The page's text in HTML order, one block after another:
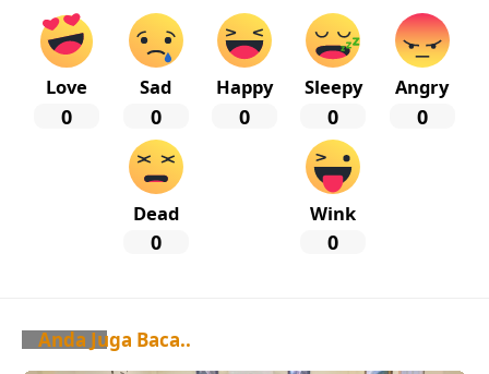
Love
0
Sad
0
Happy
0
Sleepy
0
Angry
0
Dead
0
Wink
0
Anda Juga Baca..